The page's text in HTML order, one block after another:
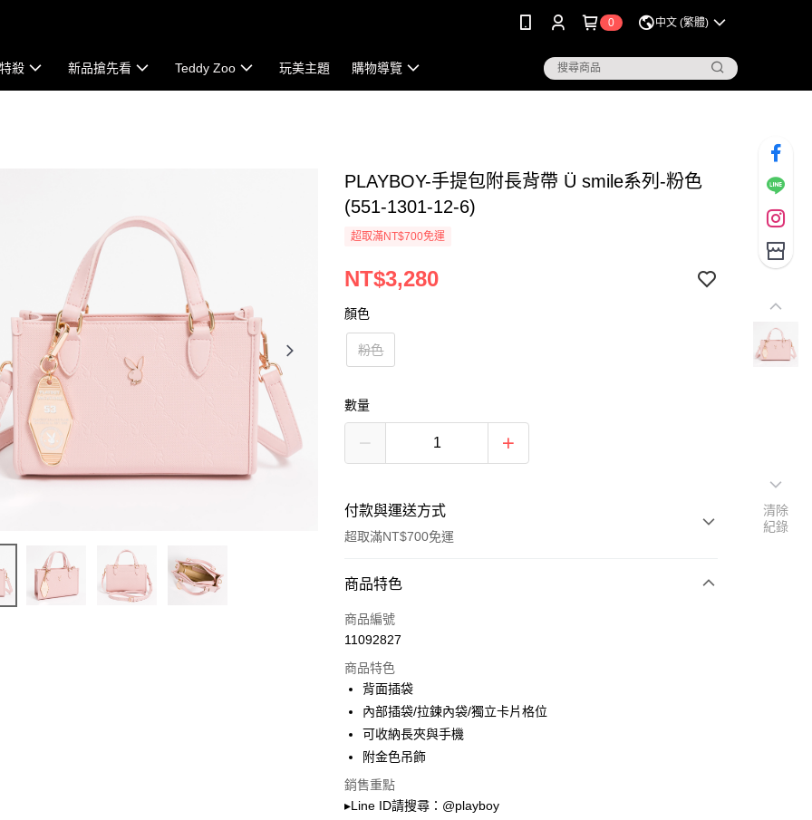
0 中文 (繁體)
殺 新品搶先看 Teddy Zoo 玩美主題 購物導覽
PLAYBOY-手提包附長背帶 Ü smile系列-粉色
(551-1301-12-6)
超取滿NT$700免運
NT$3,280
顏色
粉色
數量
付款與運送方式
超取滿NT$700免運
付款方式
信用卡一次付款
LINE Pay
Apple Pay
街口支付
Google Pay
商品特色
商品編號
11092827
商品特色
背面插袋
內部插袋/拉鍊內袋/獨立卡片格位
可收納長夾與手機
附金色吊飾
銷售重點
▸Line ID請搜尋：@playboy
清除
紀錄